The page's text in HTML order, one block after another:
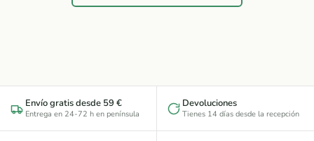
Envío gratis desde 59 €
Entrega en 24-72 h en península
Devoluciones
Tienes 14 días desde la recepción